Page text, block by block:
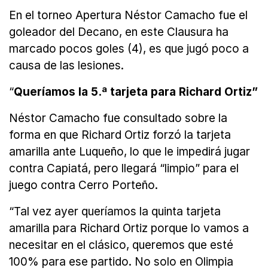
En el torneo Apertura Néstor Camacho fue el
goleador del Decano, en este Clausura ha
marcado pocos goles (4), es que jugó poco a
causa de las lesiones.
“Queríamos la 5.ª tarjeta para Richard Ortiz”
Néstor Camacho fue consultado sobre la
forma en que Richard Ortiz forzó la tarjeta
amarilla ante Luqueño, lo que le impedirá jugar
contra Capiatá, pero llegará “limpio” para el
juego contra Cerro Porteño.
“Tal vez ayer queríamos la quinta tarjeta
amarilla para Richard Ortiz porque lo vamos a
necesitar en el clásico, queremos que esté
100% para ese partido. No solo en Olimpia